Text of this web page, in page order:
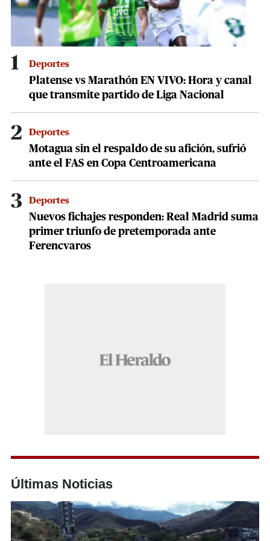
1 Deportes
Platense vs Marathón EN VIVO: Hora y canal
que transmite partido de Liga Nacional
2 Deportes
Motagua sin el respaldo de su afición, sufrió
ante el FAS en Copa Centroamericana
3 Deportes
Nuevos fichajes responden: Real Madrid suma
primer triunfo de pretemporada ante
Ferencvaros
Últimas Noticias